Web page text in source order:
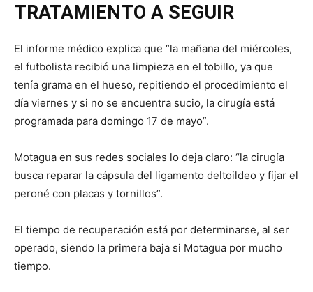
TRATAMIENTO A SEGUIR
El informe médico explica que “la mañana del miércoles,
el futbolista recibió una limpieza en el tobillo, ya que
tenía grama en el hueso, repitiendo el procedimiento el
día viernes y si no se encuentra sucio, la cirugía está
programada para domingo 17 de mayo”.
Motagua en sus redes sociales lo deja claro: “la cirugía
busca reparar la cápsula del ligamento deltoildeo y fijar el
peroné con placas y tornillos”.
El tiempo de recuperación está por determinarse, al ser
operado, siendo la primera baja si Motagua por mucho
tiempo.